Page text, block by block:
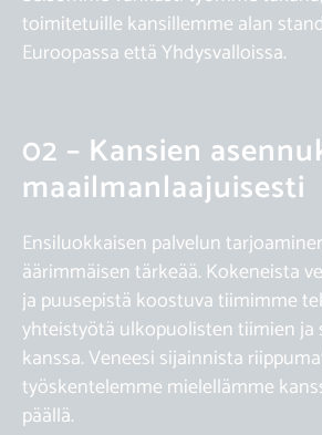
toimitetuille kansillemme alan
Euroopassa että Yhdysvalloissa.
02 – Kansien
maailmanlaajuisesti
Ensiluokkaisen palvelun
äärimmäisen tärkeää. Kokeneista
ja puusepistä koostuva tiimimme
yhteistyötä ulkopuolisten tiimien ja
kanssa. Veneesi sijainnista
työskentelemme mielellämme
päällä.